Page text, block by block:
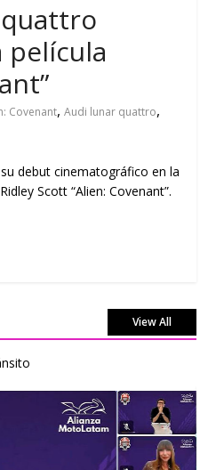
película
Covenant,Audi lunar quattro,
debut cinematográfico en la
Scott “Alien: Covenant”.
View All